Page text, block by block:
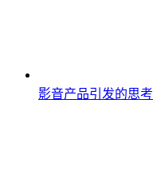
影音产品引发的思考